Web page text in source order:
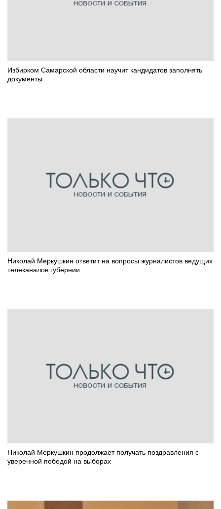
Избирком Самарской области научит кандидатов заполнять
документы
Николай Меркушкин ответит на вопросы журналистов ведущих
телеканалов губернии
Николай Меркушкин продолжает получать поздравления с
уверенной победой на выборах